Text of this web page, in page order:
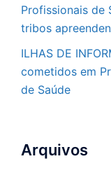
Profissionais de
tribos
ILHAS DE
cometidos em
de Saúde
Arquivos